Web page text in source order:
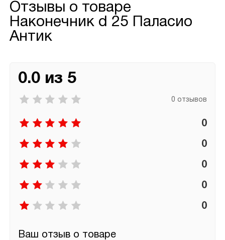
Отзывы о товаре
Наконечник d 25 Паласио
Антик
0.0 из 5
0 отзывов
0
0
0
0
0
Ваш отзыв о товаре